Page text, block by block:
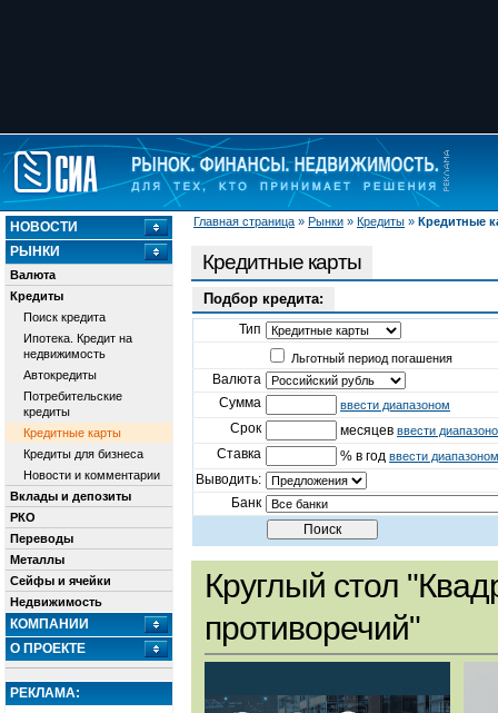
Главная страница » Рынки » Кредиты » Кредитные
НОВОСТИ
РЫНКИ
Валюта
Кредиты
Поиск кредита
Ипотека. Кредит на
недвижимость
Автокредиты
Потребительские
кредиты
Кредитные карты
Кредиты для бизнеса
Новости и комментарии
Вклады и депозиты
РКО
Переводы
Металлы
Сейфы и ячейки
Недвижимость
КОМПАНИИ
О ПРОЕКТЕ
РЕКЛАМА:
Кредитные карты
Подбор кредита:
Тип
Льготный период погашения
Валюта
Сумма
ввести диапазоном
Срок месяцев ввести
Ставка % в год ввести диапазоном
Выводить:
Банк
Круглый стол
противоречий"